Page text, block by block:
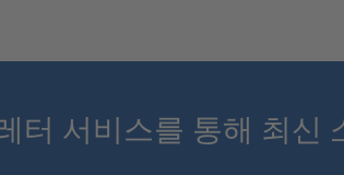
터 서비스를 통해 최신